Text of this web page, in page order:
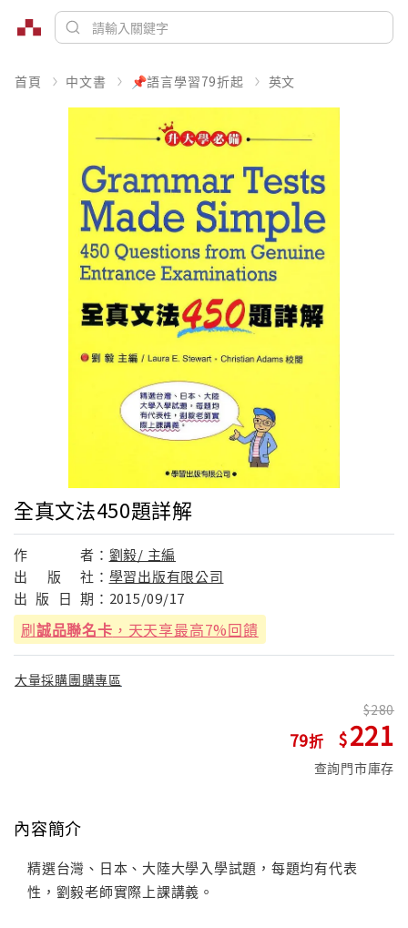
首頁 中文書 📌語言學習79折起 英文
全真文法450題詳解
作 者： 劉毅/ 主編
出
版 社： 學習出版有限公司
出 版 日 期： 2015/09/17
刷誠品聯名卡 ，天天享最高7%回饋
大量採購團購專區
79
280
221
查詢門市庫存
內容簡介
精選台灣、日本、大陸大學入學試題，每題均有代表
性，劉毅老師實際上課講義。